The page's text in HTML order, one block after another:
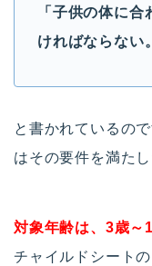
「子供の体に
ければならない
と書かれているので
はその要件を満た
対象年齢は、3歳
チャイルドシート